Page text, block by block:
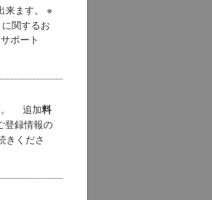
来ます。 ※
関するお
ポート
。 追加料
登録情報の
くださ